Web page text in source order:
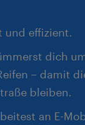
Gesellen
aktuell
und effizient.
dich
– damit
bleiben.
an E-